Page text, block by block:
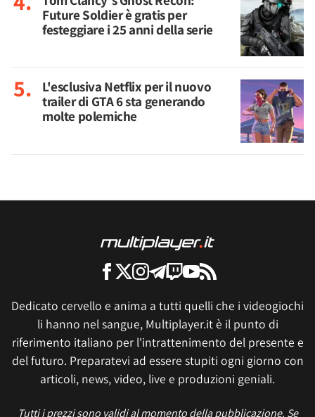
Future Soldier è gratis per
festeggiare i 25 anni della serie
L'esclusiva Netflix per il nuovo
trailer di GTA 6 sta generando
molte polemiche
Dedicato cervello e anima a tutti quelli che i videogiochi
li hanno nel sangue, Multiplayer.it è il punto di
riferimento italiano per l'intrattenimento del presente e
del futuro. Preparatevi ad essere stupiti ogni giorno con
articoli, news, video, live e produzioni geniali.
Tutti i prezzi sono validi al momento della pubblicazione. Se